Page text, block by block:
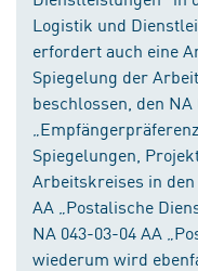
Logistik und
erfordert auch eine
Spiegelung der
beschlossen, den
Spiegelungen,
Arbeitskreises in
AA „Postalische
NA 043-03-04 AA
wiederum wird